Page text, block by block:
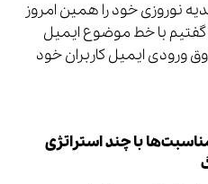
نوروزی خود را همین امروز
با خط موضوع ایمیل
ورودی ایمیل کاربران خود
با چند استراتژی